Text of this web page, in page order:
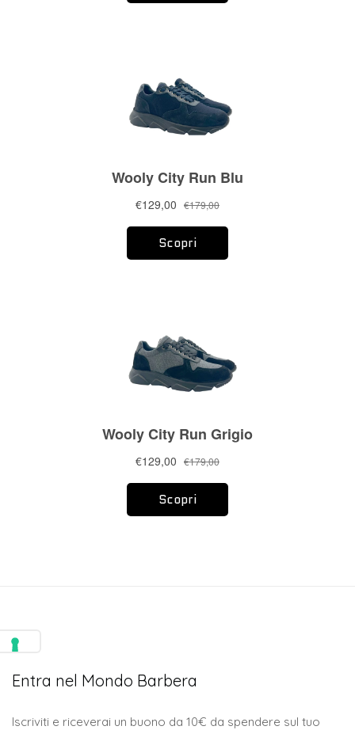
Entra nel Mondo Barbera
Iscriviti e riceverai un buono da 10€ da spendere sul tuo